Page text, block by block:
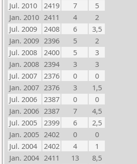
Jul. 2010
2419 7
5
Jan. 2010 2411 4
2
Jul. 2009
2408 6
3,5
Jan. 2009 2396 5
2
Jul. 2008
2400 5
3
Jan. 2008 2394 3
3
Jul. 2007
2376 0
0
Jan. 2007 2376 3
1,5
Jul. 2006
2387 0
0
Jan. 2006 2387 7
4,5
Jul. 2005
2399 6
2,5
Jan. 2005 2402 0
0
Jul. 2004
2402 4
1
Jan. 2004 2411 13
8,5